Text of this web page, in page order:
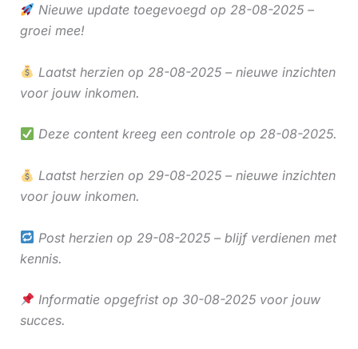
Nieuwe update toegevoegd op 28-08-2025 –
groei mee!
Laatst herzien op 28-08-2025 – nieuwe inzichten
voor jouw inkomen.
Deze content kreeg een controle op 28-08-2025.
Laatst herzien op 29-08-2025 – nieuwe inzichten
voor jouw inkomen.
Post herzien op 29-08-2025 – blijf verdienen met
kennis.
Informatie opgefrist op 30-08-2025 voor jouw
succes.